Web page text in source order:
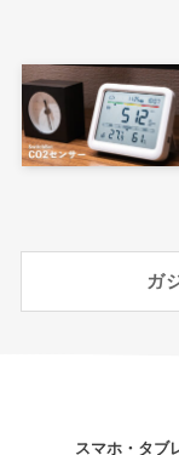
ガ
スマホ・タブ